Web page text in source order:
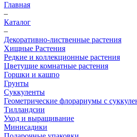
Главная
–
Каталог
–
Декоративно-лиственные растения
Хищные Растения
Редкие и коллекционные растения
Цветущие комнатные растения
Горшки и кашпо
Грунты
Суккуленты
Геометрические флорариумы с
Тилландсии
Уход и выращивание
Минисадики